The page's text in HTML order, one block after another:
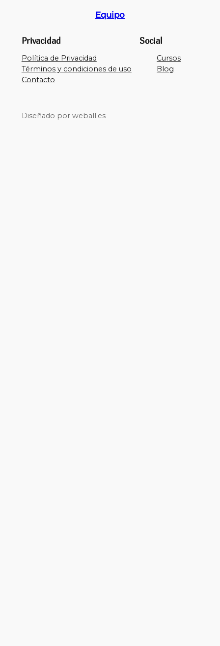
Equipo
Privacidad
Política de Privacidad
Términos y condiciones de uso
Contacto
Social
Cursos
Blog
Diseñado por weball.es